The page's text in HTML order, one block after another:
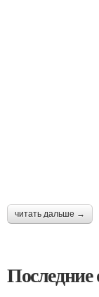
читать дальше →
Последние